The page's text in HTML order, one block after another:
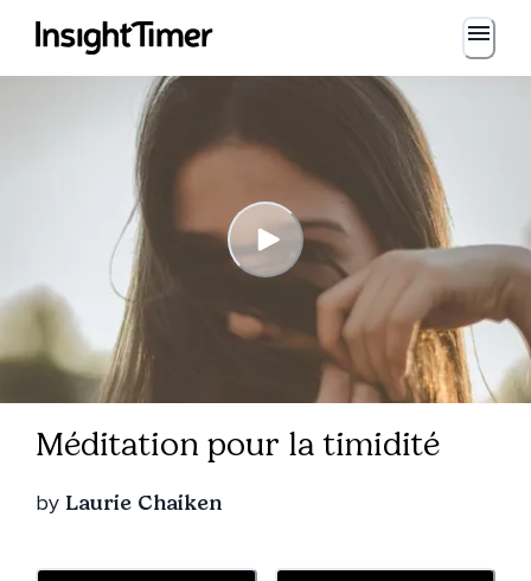
Méditation pour la timidité
by Laurie Chaiken